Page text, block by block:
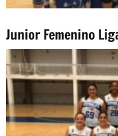
Junior Femenino